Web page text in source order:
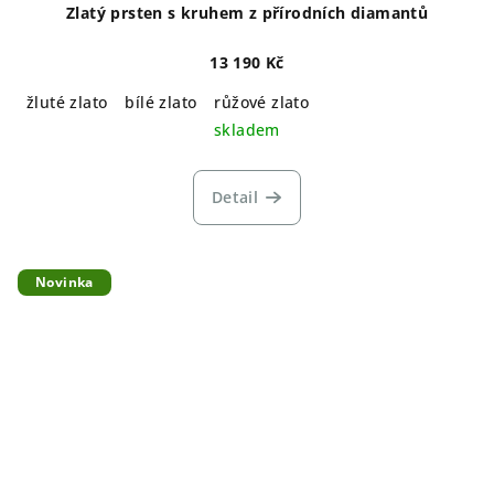
Zlatý prsten s kruhem z přírodních diamantů
13 190 Kč
žluté zlato
bílé zlato
růžové zlato
skladem
Detail
Novinka